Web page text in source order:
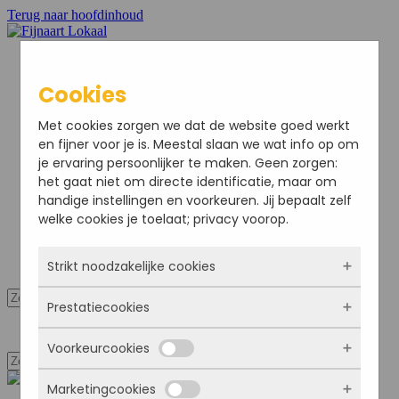
Terug naar hoofdinhoud
Home
Nieuws
Sport
Bedrijven
Agenda
Ondernemersvereniging
Adverteren
Mijn Account
Mijn Account
Cookies
Met cookies zorgen we dat de website goed werkt
en fijner voor je is. Meestal slaan we wat info op om
je ervaring persoonlijker te maken. Geen zorgen:
het gaat niet om directe identificatie, maar om
handige instellingen en voorkeuren. Jij bepaalt zelf
welke cookies je toelaat; privacy voorop.
Strikt noodzakelijke cookies
Deze cookies zorgen ervoor dat de website
überhaupt werkt. Ze zijn dus altijd actief en
kunnen niet worden uitgezet. Meestal worden
ze alleen geplaatst als jij iets doet, zoals
inloggen, een formulier invullen of je
Prestatiecookies
Met deze cookies zien we hoe vaak onze site
bezocht wordt, waar bezoekers vandaan
komen en welke pagina’s populair zijn. Zo
Voorkeurcookies
Deze cookies onthouden jouw voorkeuren.
Marketingcookies